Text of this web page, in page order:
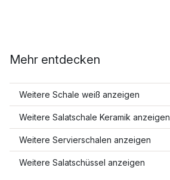
Mehr entdecken
Weitere Schale weiß anzeigen
Weitere Salatschale Keramik anzeigen
Weitere Servierschalen anzeigen
Weitere Salatschüssel anzeigen